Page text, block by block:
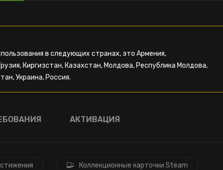
в следующих странах, это Армения,
Киргизстан, Казахстан, Молдова, Республика Молдова,
Украина, Россия.
АКТИВАЦИЯ
Коллекционные карточки Steam